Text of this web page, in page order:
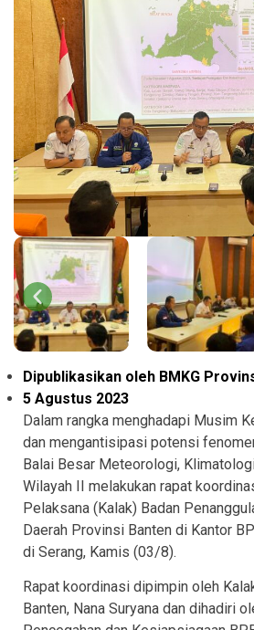
Dipublikasikan oleh BMKG
5 Agustus 2023
Dalam rangka menghadapi Musim
dan mengantisipasi potensi
Balai Besar Meteorologi,
Wilayah II melakukan rapat
Pelaksana (Kalak) Badan
Daerah Provinsi Banten di Kantor
di Serang, Kamis (03/8).
Rapat koordinasi dipimpin oleh
Banten, Nana Suryana dan dihadiri